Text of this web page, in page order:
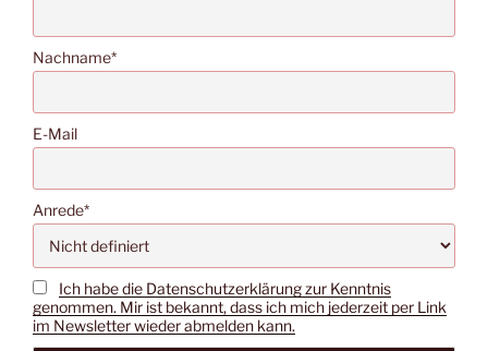
Nachname*
E-Mail
Anrede*
Ich habe die Datenschutzerklärung zur Kenntnis
genommen. Mir ist bekannt, dass ich mich jederzeit per Link
im Newsletter wieder abmelden kann.